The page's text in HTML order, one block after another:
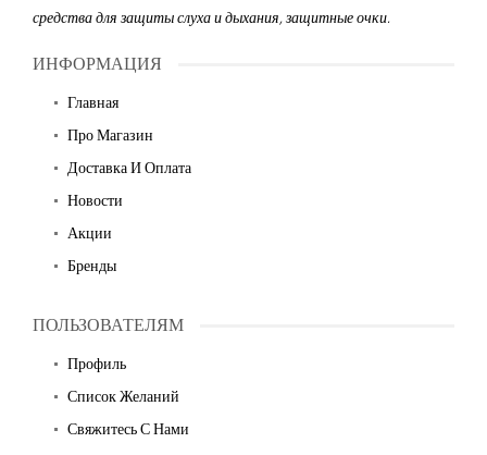
средства для защиты слуха и дыхания, защитные очки.
ИНФОРМАЦИЯ
Главная
Про Магазин
Доставка И Оплата
Новости
Акции
Бренды
ПОЛЬЗОВАТЕЛЯМ
Профиль
Список Желаний
Свяжитесь С Нами